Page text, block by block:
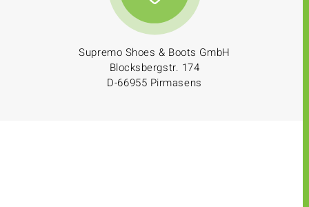
Supremo Shoes & Boots GmbH
Blocksbergstr. 174
D-66955 Pirmasens